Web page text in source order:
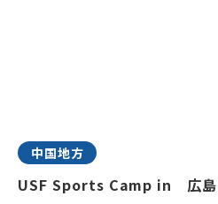
中国地方
USF Sports Camp in 広島